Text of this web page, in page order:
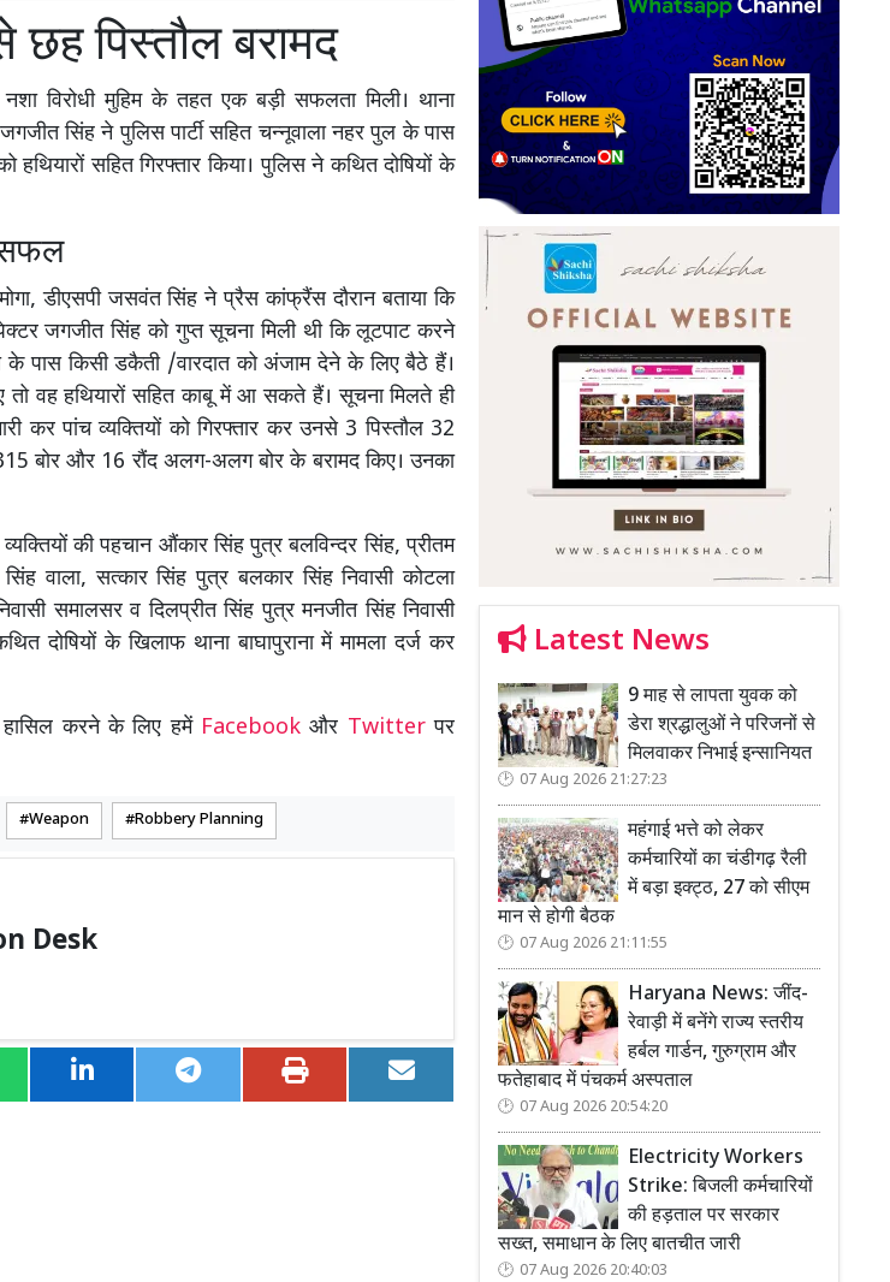
छह पिस्तौल बरामद
विरोधी मुहिम के तहत एक बड़ी सफलता मिली। थाना
सिंह ने पुलिस पार्टी सहित चन्नूवाला नहर पुल के पास
हथियारों सहित गिरफ्तार किया। पुलिस ने कथित दोषियों के
सफल
डीएसपी जसवंत सिंह ने प्रैस कांफ्रैंस दौरान बताया कि
जगजीत सिंह को गुप्त सूचना मिली थी कि लूटपाट करने
पास किसी डकैती /वारदात को अंजाम देने के लिए बैठे हैं।
वह हथियारों सहित काबू में आ सकते हैं। सूचना मिलते ही
कर पांच व्यक्तियों को गिरफ्तार कर उनसे 3 पिस्तौल 32
बोर और 16 रौंद अलग-अलग बोर के बरामद किए। उनका
की पहचान औंकार सिंह पुत्र बलविन्दर सिंह, प्रीतम
वाला, सत्कार सिंह पुत्र बलकार सिंह निवासी कोटला
समालसर व दिलप्रीत सिंह पुत्र मनजीत सिंह निवासी
दोषियों के खिलाफ थाना बाघापुराना में मामला दर्ज कर
करने के लिए हमें Facebookऔर Twitterपर
Weapon Robbery Planning
Desk
Latest News
9 माह से लापता युवक को
डेरा श्रद्धालुओं ने परिजनों से
मिलवाकर निभाई इन्सानियत
07 Aug 2026 21:27:23
महंगाई भत्ते को लेकर
कर्मचारियों का चंडीगढ़ रैली
में बड़ा इक्ट्ठ, 27 को सीएम
मान से होगी बैठक
07 Aug 2026 21:11:55
Haryana News: जींद-
रेवाड़ी में बनेंगे राज्य स्तरीय
हर्बल गार्डन, गुरुग्राम और
फतेहाबाद में पंचकर्म अस्पताल
07 Aug 2026 20:54:20
Electricity Workers
Strike: बिजली कर्मचारियों
की हड़ताल पर सरकार
सख्त, समाधान के लिए बातचीत जारी
07 Aug 2026 20:40:03